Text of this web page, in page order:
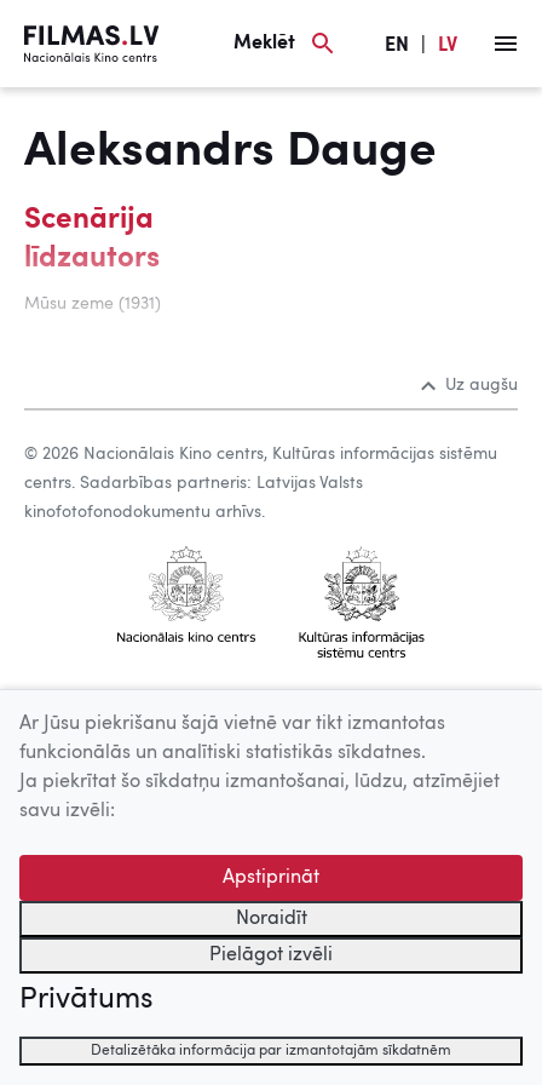
Meklēt EN LV
Aleksandrs Dauge
Scenārija
līdzautors
Mūsu zeme (1931)
Uz augšu
© 2026 Nacionālais Kino centrs, Kultūras informācijas sistēmu
centrs. Sadarbības partneris: Latvijas Valsts
kinofotofonodokumentu arhīvs.
Ar Jūsu piekrišanu šajā vietnē var tikt izmantotas
funkcionālās un analītiski statistikās sīkdatnes.
Ja piekrītat šo sīkdatņu izmantošanai, lūdzu, atzīmējiet
savu izvēli:
Apstiprināt
Noraidīt
Pielāgot izvēli
Privātums
Detalizētāka informācija par izmantotajām sīkdatnēm